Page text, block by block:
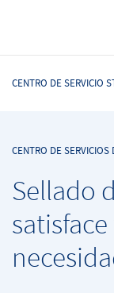
CENTRO DE SERVICIO
CENTRO DE SERVICIOS
Sellado